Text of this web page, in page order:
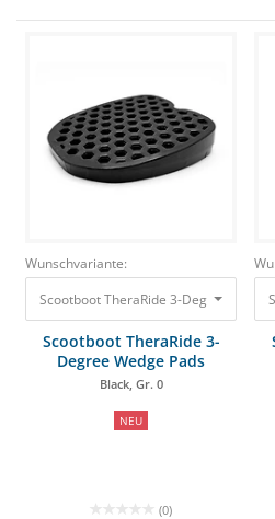
Wunschvariante:
Scootboot TheraRide 3-Degree
Scootboot TheraRide 3-
Degree Wedge Pads
Black, Gr. 0
NEU
(0)